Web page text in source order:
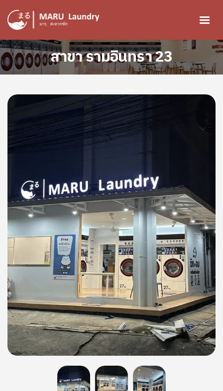
ข้ามไปยังเนื้อหาหลัก
สาขา รามอินทรา 23
Image
Image
Image
Image